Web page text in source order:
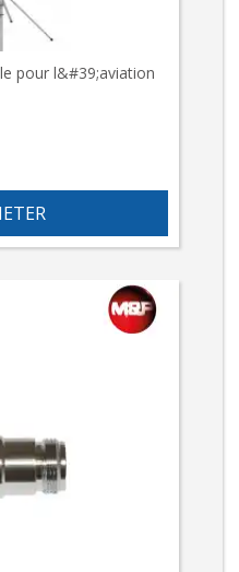
pour l&#39;aviation